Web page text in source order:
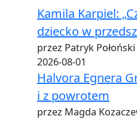
Kamila Karpiel:
dziecko w
przez Patryk Połoński
2026-08-01
Halvora Egnera
i z powrotem
przez Magda